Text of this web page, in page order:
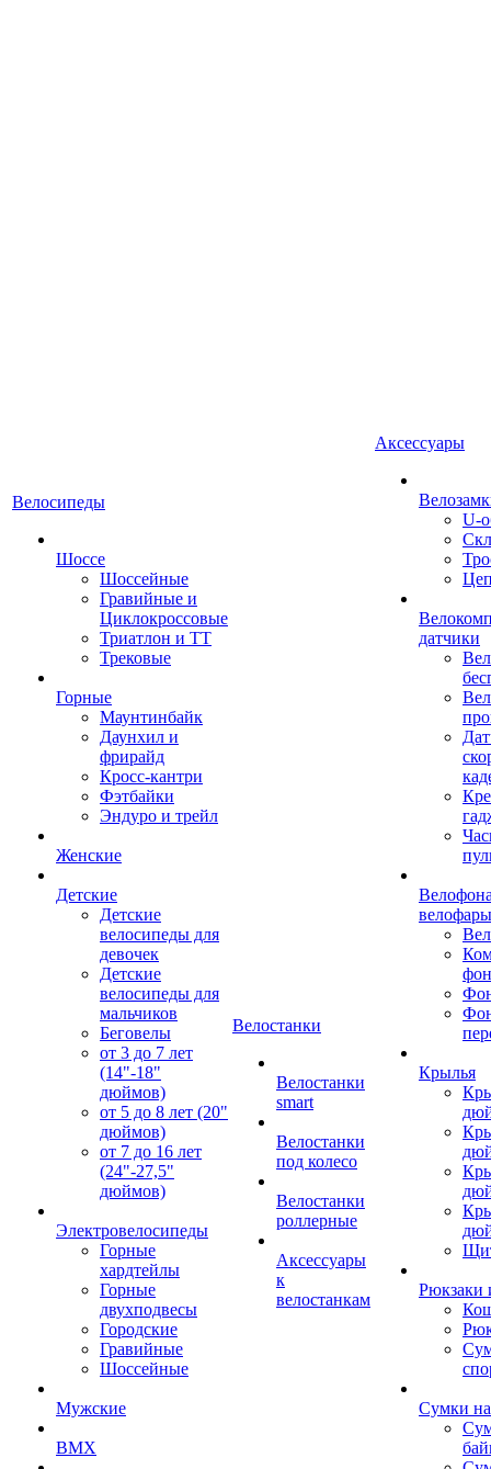
Велосипеды
Шоссе
Шоссейные
Гравийные и
Циклокроссовые
Триатлон и ТТ
Трековые
Горные
Маунтинбайк
Даунхил и
фрирайд
Кросс-кантри
Фэтбайки
Эндуро и трейл
Женские
Детские
Детские
велосипеды для
девочек
Детские
велосипеды для
мальчиков
Беговелы
от 3 до 7 лет
(14"-18"
дюймов)
от 5 до 8 лет (20"
дюймов)
от 7 до 16 лет
(24"-27,5"
дюймов)
Электровелосипеды
Горные
хардтейлы
Горные
двухподвесы
Городские
Гравийные
Шоссейные
Мужские
BMX
Велостанки
Велостанки
smart
Велостанки
под колесо
Велостанки
роллерные
Аксессуары
к
велостанкам
Аксессуары
U-
датчики
велофары
Крылья
Рюкзаки
Сумки